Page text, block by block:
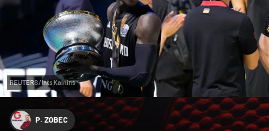
REUTERS/Ints Kalnins
P. ZOBEC